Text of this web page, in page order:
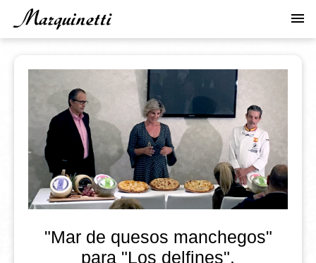
menu
"Mar de quesos manchegos"
para "Los delfines".